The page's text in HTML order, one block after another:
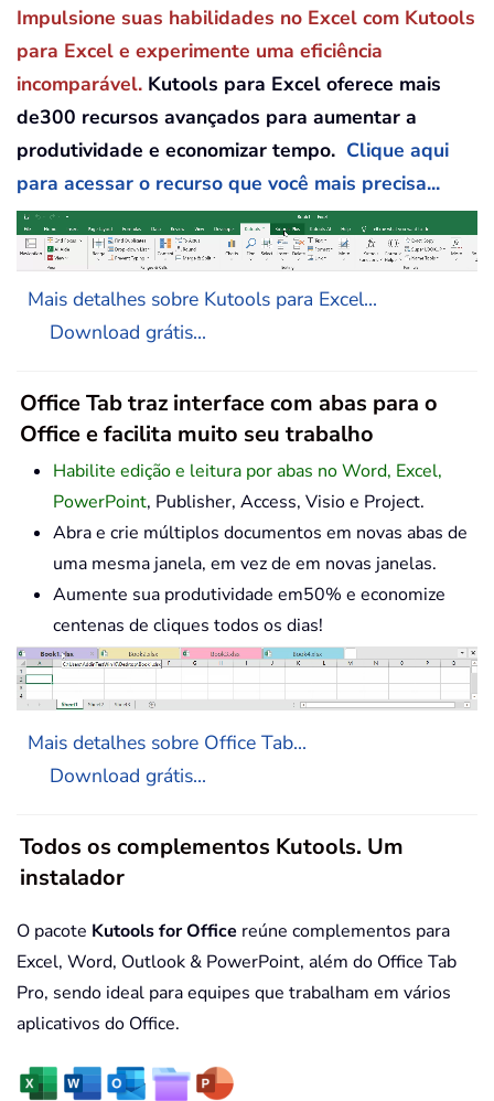
Impulsione suas habilidades no Excel com Kutools
para Excel e experimente uma eficiência
incomparável. Kutools para Excel oferece mais
de300 recursos avançados para aumentar a
produtividade e economizar tempo. Clique aqui
para acessar o recurso que você mais precisa...
Mais detalhes sobre Kutools para Excel...
Download grátis...
Office Tab traz interface com abas para o
Office e facilita muito seu trabalho
Habilite edição e leitura por abas no Word, Excel,
PowerPoint, Publisher, Access, Visio e Project.
Abra e crie múltiplos documentos em novas abas de
uma mesma janela, em vez de em novas janelas.
Aumente sua produtividade em50% e economize
centenas de cliques todos os dias!
Mais detalhes sobre Office Tab...
Download grátis...
Todos os complementos Kutools. Um
instalador
O pacote Kutools for Office reúne complementos para
Excel, Word, Outlook & PowerPoint, além do Office Tab
Pro, sendo ideal para equipes que trabalham em vários
aplicativos do Office.